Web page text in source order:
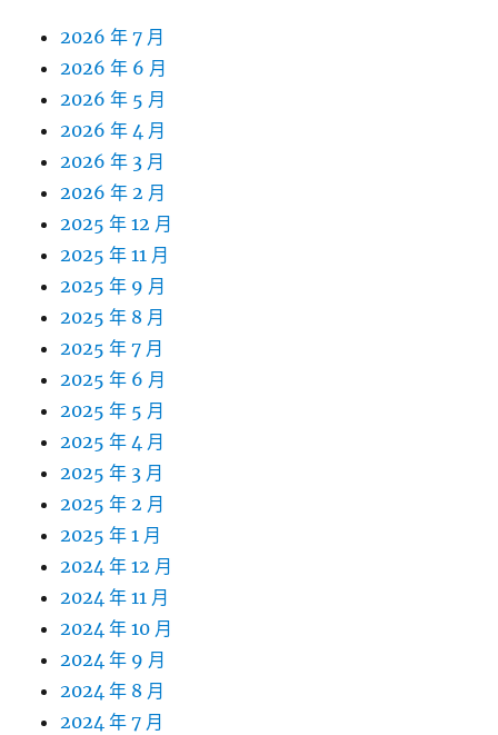
2026 年 7 月
2026 年 6 月
2026 年 5 月
2026 年 4 月
2026 年 3 月
2026 年 2 月
2025 年 12 月
2025 年 11 月
2025 年 9 月
2025 年 8 月
2025 年 7 月
2025 年 6 月
2025 年 5 月
2025 年 4 月
2025 年 3 月
2025 年 2 月
2025 年 1 月
2024 年 12 月
2024 年 11 月
2024 年 10 月
2024 年 9 月
2024 年 8 月
2024 年 7 月